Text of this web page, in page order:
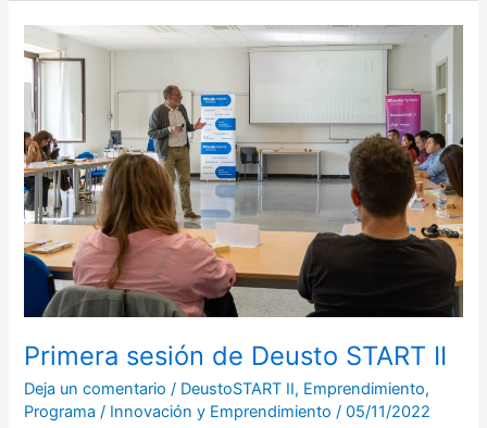
Primera sesión de Deusto START II
Deja un comentario / DeustoSTART II, Emprendimiento,
Programa / Innovación y Emprendimiento/05/11/2022
Primera
sesión
de
Deusto
START
II